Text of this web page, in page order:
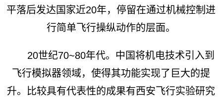
平落后发达国家近20年，停留在通过机械控制进
行简单飞行操纵动作的层面。
20世纪70~80年代。中国将机电技术引入到
飞行模拟器领域，使得其功能实现了巨大的提
升。比较具有代表性的成果有西安飞行实验研究